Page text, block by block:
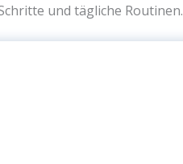
und tägliche Routinen.